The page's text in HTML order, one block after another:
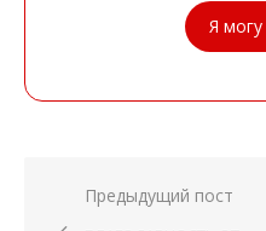
Я
Навигация
Предыдущий пост